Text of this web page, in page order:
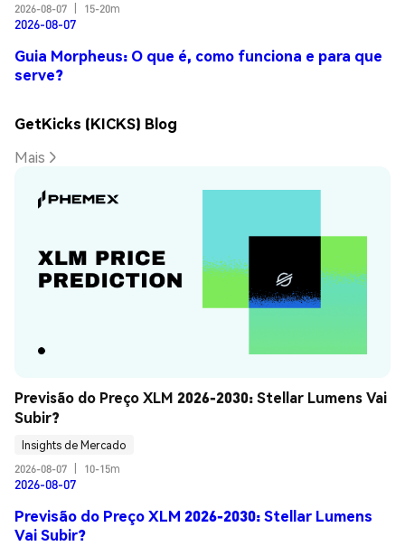
2026-08-07
15-20m
2026-08-07
Guia Morpheus: O que é, como funciona e para que
serve?
GetKicks (KICKS) Blog
Mais
Previsão do Preço XLM 2026-2030: Stellar Lumens Vai
Subir?
Insights de Mercado
2026-08-07
10-15m
2026-08-07
Previsão do Preço XLM 2026-2030: Stellar Lumens
Vai Subir?